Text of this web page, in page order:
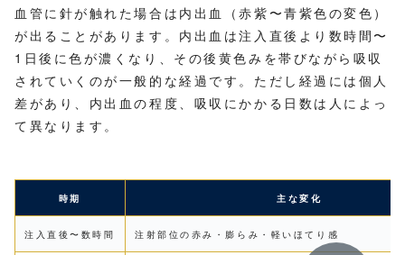
血管に針が触れた場合は内出血（赤紫〜青紫色の変色）
が出ることがあります。内出血は注入直後より数時間〜
1日後に色が濃くなり、その後黄色みを帯びながら吸収
されていくのが一般的な経過です。ただし経過には個人
差があり、内出血の程度、吸収にかかる日数は人によっ
て異なります。
時期 主な変化
注入直後〜数時間 注射部位の赤み・膨らみ・軽いほてり感